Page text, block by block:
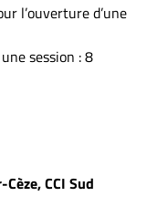
l’ouverture d’une
session : 8
CCI Sud